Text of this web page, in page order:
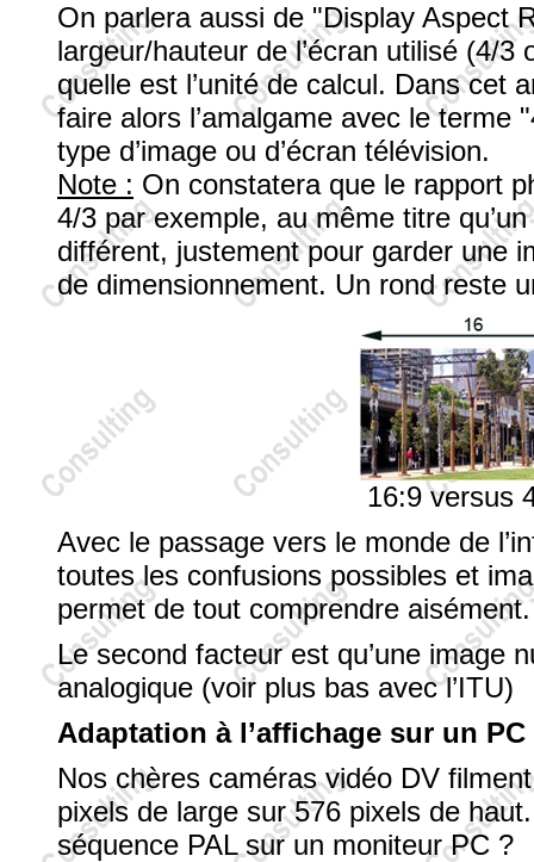
On parlera aussi de "Display Aspect
largeur/hauteur de l’écran utilisé (4/
quelle est l’unité de calcul. Dans cet
faire alors l’amalgame avec le terme
type d’image ou d’écran télévision.
Note : On constatera que le rapport
4/3 par exemple, au même titre
différent, justement pour garder une
de dimensionnement. Un rond reste
16:9 versus
Avec le passage vers le monde de
toutes les confusions possibles et
permet de tout comprendre aisément.
Le second facteur est qu’une image
analogique (voir plus bas avec l’ITU)
Adaptation à l’affichage sur un PC
Nos chères caméras vidéo DV
pixels de large sur 576 pixels de
séquence PAL sur un moniteur PC ?